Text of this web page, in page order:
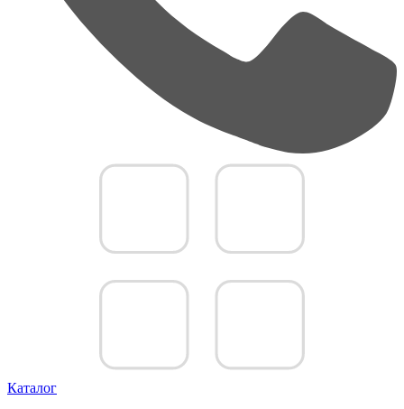
Каталог